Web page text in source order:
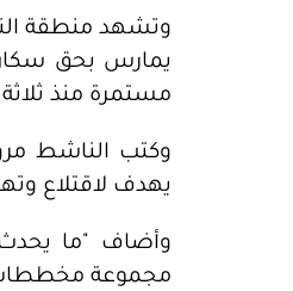
وتشهد منطقة
يمارس بحق سكان
مستمرة منذ ثلاثة
وكتب الناشط
يهدف لاقتلاع
وأضاف "ما
مجموعة مخططات